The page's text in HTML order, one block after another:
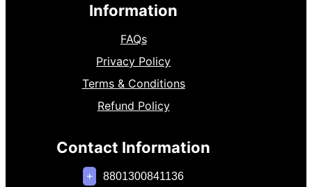
Information
FAQs
Privacy Policy
Terms & Conditions
Refund Policy
Contact Information
+ 8801300841136